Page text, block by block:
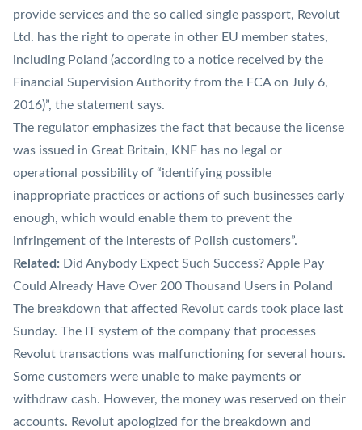
provide services and the so called single passport, Revolut
Ltd. has the right to operate in other EU member states,
including Poland (according to a notice received by the
Financial Supervision Authority from the FCA on July 6,
2016)”, the statement says.
The regulator emphasizes the fact that because the license
was issued in Great Britain, KNF has no legal or
operational possibility of “identifying possible
inappropriate practices or actions of such businesses early
enough, which would enable them to prevent the
infringement of the interests of Polish customers”.
Related: Did Anybody Expect Such Success? Apple Pay
Could Already Have Over 200 Thousand Users in Poland
The breakdown that affected Revolut cards took place last
Sunday. The IT system of the company that processes
Revolut transactions was malfunctioning for several hours.
Some customers were unable to make payments or
withdraw cash. However, the money was reserved on their
accounts. Revolut apologized for the breakdown and